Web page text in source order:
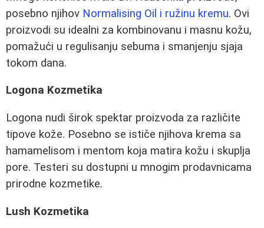
posebno njihov Normalising Oil i ružinu kremu. Ovi
proizvodi su idealni za kombinovanu i masnu kožu,
pomažući u regulisanju sebuma i smanjenju sjaja
tokom dana.
Logona Kozmetika
Logona nudi širok spektar proizvoda za različite
tipove kože. Posebno se ističe njihova krema sa
hamamelisom i mentom koja matira kožu i skuplja
pore. Testeri su dostupni u mnogim prodavnicama
prirodne kozmetike.
Lush Kozmetika